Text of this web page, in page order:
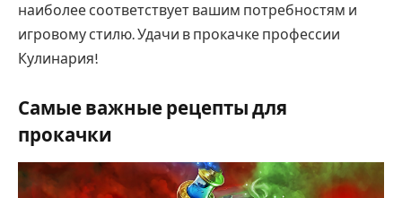
наиболее соответствует вашим потребностям и
игровому стилю. Удачи в прокачке профессии
Кулинария!
Самые важные рецепты для
прокачки